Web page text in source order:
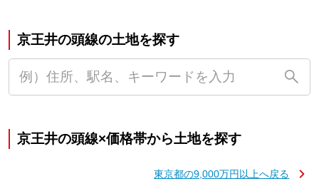
京王井の頭線の土地を探す
京王井の頭線×価格帯から土地を探す
東京都の9,000万円以上へ戻る